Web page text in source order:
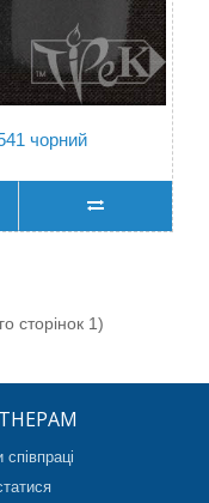
чорний
сторінок 1)